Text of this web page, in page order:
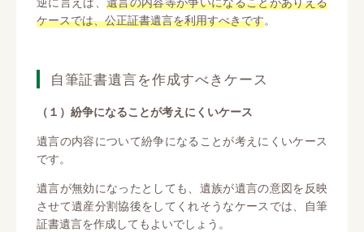
ケースでは、公正証書遺言を利用すべきです。
自筆証書遺言を作成すべきケース
（１）紛争になることが考えにくいケース
遺言の内容について紛争になることが考えにくいケース
です。
遺言が無効になったとしても、遺族が遺言の意図を反映
させて遺産分割協後をしてくれそうなケースでは、自筆
証書遺言を作成してもよいでしょう。